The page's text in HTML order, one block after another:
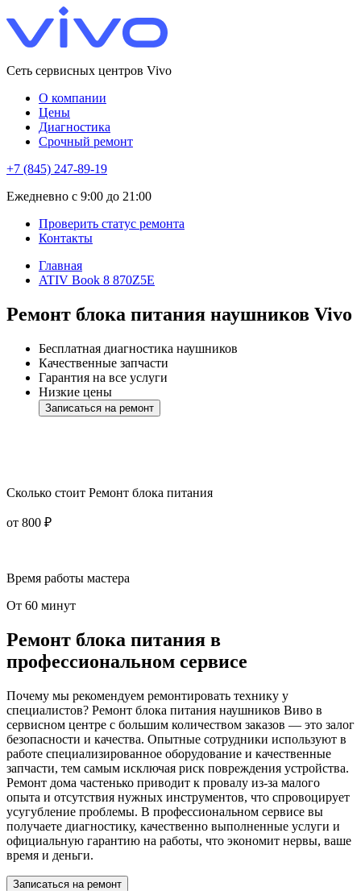
Сеть сервисных центров Vivo
О компании
Цены
Диагностика
Срочный ремонт
+7 (845) 247-89-19
Eжедневно с 9:00 до 21:00
Проверить статус ремонта
Контакты
Главная
ATIV Book 8 870Z5E
Ремонт блока питания наушников Vivo
Бесплатная диагностика наушников
Качественные запчасти
Гарантия на все услуги
Низкие цены
Записаться на ремонт
Сколько стоит Ремонт блока питания
от 800 ₽
Время работы мастера
От 60 минут
Ремонт блока питания в
профессиональном сервисе
Почему мы рекомендуем ремонтировать технику у
специалистов? Ремонт блока питания наушников Виво в
сервисном центре с большим количеством заказов — это залог
безопасности и качества. Опытные сотрудники используют в
работе специализированное оборудование и качественные
запчасти, тем самым исключая риск повреждения устройства.
Ремонт дома частенько приводит к провалу из-за малого
опыта и отсутствия нужных инструментов, что спровоцирует
усугубление проблемы. В профессиональном сервисе вы
получаете диагностику, качественно выполненные услуги и
официальную гарантию на работы, что экономит нервы, ваше
время и деньги.
Записаться на ремонт